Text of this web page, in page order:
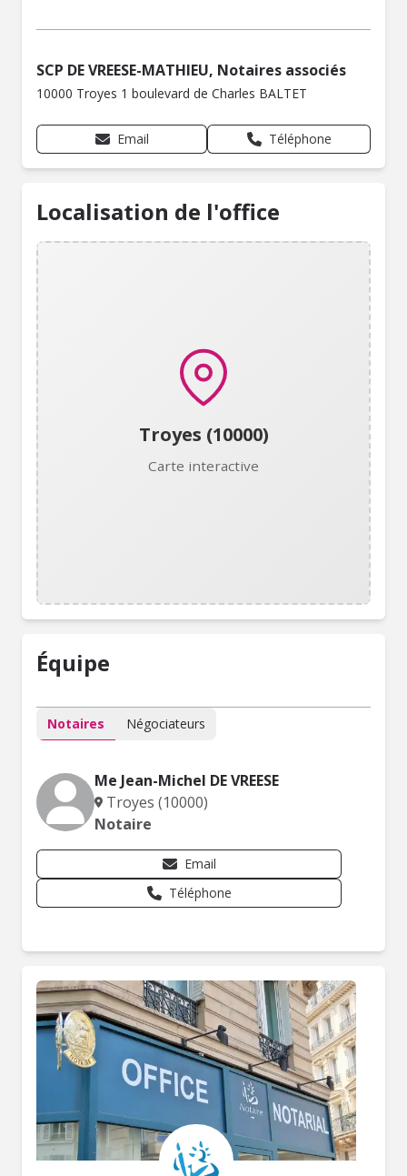
SCP DE VREESE-MATHIEU, Notaires associés
10000 Troyes 1 boulevard de Charles BALTET
Email Téléphone
Localisation de l'office
Troyes (10000)
Carte interactive
Équipe
Notaires Négociateurs
Me Jean-Michel DE VREESE
Troyes (10000)
Notaire
Email
Téléphone